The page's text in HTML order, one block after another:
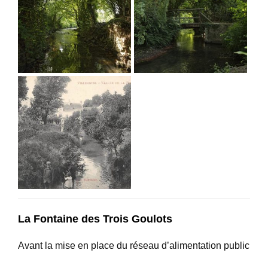
La Fontaine des Trois Goulots
Avant la mise en place du réseau d’alimentation public